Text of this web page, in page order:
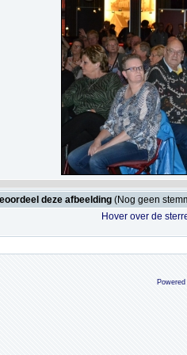
deze afbeelding (Nog geen
Hover over de